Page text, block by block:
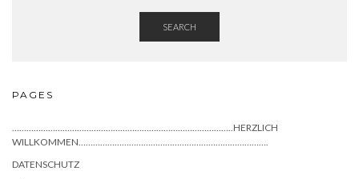
SEARCH
PAGES
………………………………………………………………………………..HERZLICH
WILLKOMMEN…………………………………………………………………….
DATENSCHUTZ